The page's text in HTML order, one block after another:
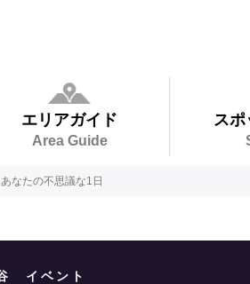
エリアガイド
Area Guide
ス
なたの不思議な1日
イベント